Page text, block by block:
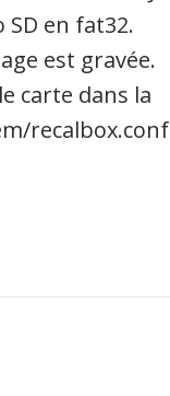
en fat32.
est gravée.
carte dans la
recalbox.conf